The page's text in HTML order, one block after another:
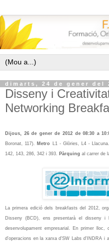
dimarts, 24 de gener del
Disseny i
Networking
Dijous, 26 de gener de 2012 de 08:30 a
Boronat, 117). Metro L1 - Glòries, L4 - Llacuna.
142, 143, 286, 342 i 393.
Pàrquing al carrer de
La primera edició dels breakfasts del 2012,
Disseny (BCD) , ens presentarà el disseny i
desenvolupament empresarial. En primer
d'operacions en la xarxa d'SW Labs d' INDRA i